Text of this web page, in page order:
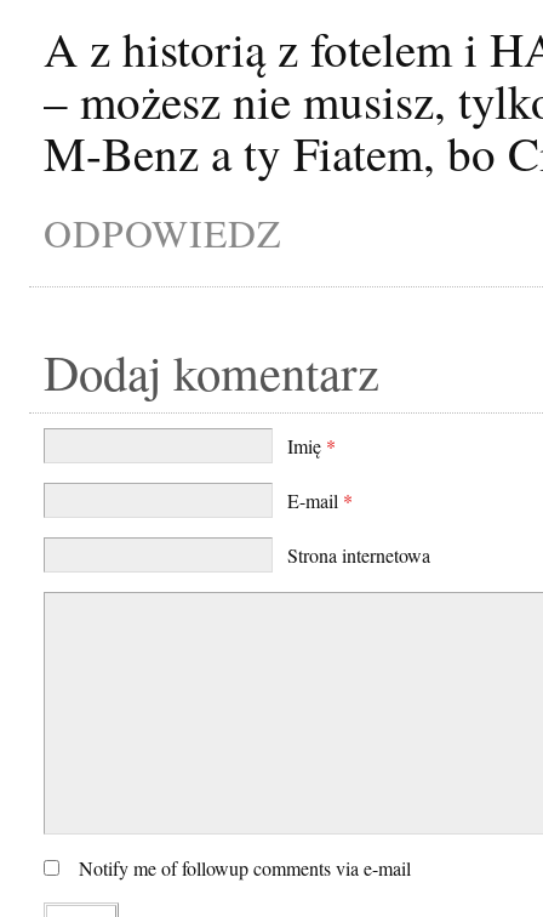
A z historią z fotelem i
– możesz nie musisz,
M-Benz a ty Fiatem, bo
ODPOWIEDZ
Dodaj komentarz
Imię *
E-mail *
Strona internetowa
Notify me of followup comments via e-mail